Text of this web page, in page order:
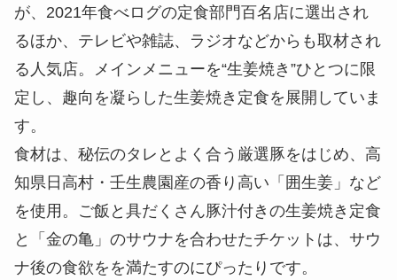
が、2021年食べログの定食部門百名店に選出され
るほか、テレビや雑誌、ラジオなどからも取材され
る人気店。メインメニューを“生姜焼き”ひとつに限
定し、趣向を凝らした生姜焼き定食を展開していま
す。
食材は、秘伝のタレとよく合う厳選豚をはじめ、高
知県日高村・壬生農園産の香り高い「囲生姜」など
を使用。ご飯と具だくさん豚汁付きの生姜焼き定食
と「金の亀」のサウナを合わせたチケットは、サウ
ナ後の食欲をを満たすのにぴったりです。